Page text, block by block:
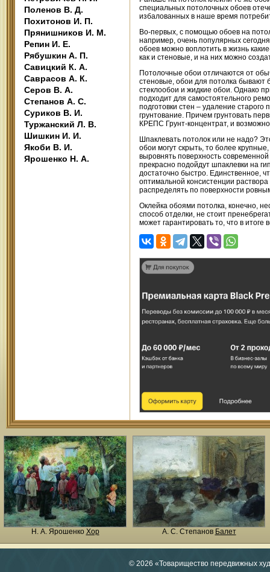
Поленов В. Д.
Похитонов И. П.
Прянишников И. М.
Репин И. Е.
Рябушкин А. П.
Савицкий К. А.
Саврасов А. К.
Серов В. А.
Степанов А. С.
Суриков В. И.
Туржанский Л. В.
Шишкин И. И.
Якоби В. И.
Ярошенко Н. А.
специальных потолочных обоев
избалованных в наше время
Во-первых, с помощью обоев на
например, очень популярных
обоев можно воплотить в жизнь
как и стеновые, и на них можно
Потолочные обои отличаются от
стеновые, обои для потолка
стеклообои и жидкие обои. Однако
подходит для самостоятельного
подготовки стен – удаление
грунтование. Причем грунтовать
КРЕПС Грунт-концентрат, и
Шпаклевать потолок или не надо?
обои могут скрыть, то более
выровнять поверхность
прекрасно подойдут шпаклевки на
достаточно быстро. Единственное,
оптимальной консистенции
распределять по поверхности
Оклейка обоями потолка, конечно,
способ отделки, не стоит
может гарантировать то, что в итоге
Н. A. Ярошенко Хор А. С. Степанов Балет
© 2026 «Товарищество передвижных